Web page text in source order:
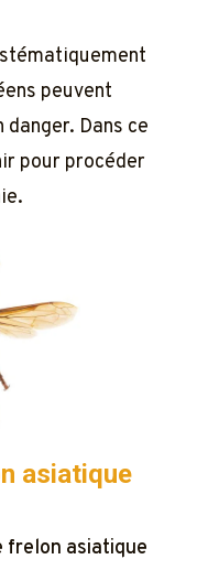
peuvent
Dans ce
pour procéder
asiatique
frelon asiatique